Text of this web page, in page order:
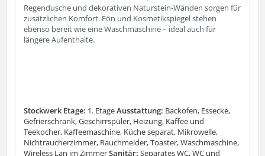
Regendusche und dekorativen Naturstein-Wänden sorgen für
zusätzlichen Komfort. Fön und Kosmetikspiegel stehen
ebenso bereit wie eine Waschmaschine – ideal auch für
längere Aufenthalte.
Stockwerk Etage: 1. EtageAusstattung: Backofen, Essecke,
Gefrierschrank, Geschirrspüler, Heizung, Kaffee und
Teekocher, Kaffeemaschine, Küche separat, Mikrowelle,
Nichtraucherzimmer, Rauchmelder, Toaster, Waschmaschine,
Wireless Lan im ZimmerSanitär: Separates WC, WC und